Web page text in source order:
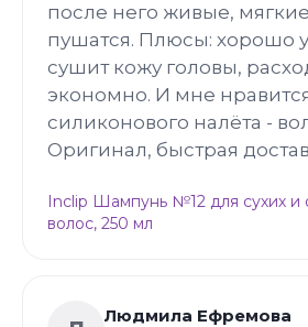
после него живые,
пушатся. Плюсы: хорошо
сушит кожу головы,
экономно. И мне
силиконового налёта -
Оригинал, быстрая
Inclip Шампунь №12 для сухих и
волос, 250 мл
Людмила Ефремова